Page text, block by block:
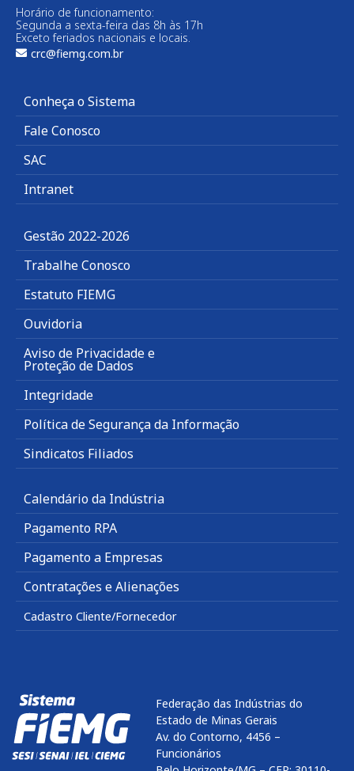
Horário de funcionamento:
Segunda a sexta-feira das 8h às 17h
Exceto feriados nacionais e locais.
crc@fiemg.com.br
Conheça o Sistema
Fale Conosco
SAC
Intranet
Gestão 2022-2026
Trabalhe Conosco
Estatuto FIEMG
Ouvidoria
Aviso de Privacidade e
Proteção de Dados
Integridade
Política de Segurança da Informação
Sindicatos Filiados
Calendário da Indústria
Pagamento RPA
Pagamento a Empresas
Contratações e Alienações
Cadastro Cliente/Fornecedor
Federação das Indústrias do
Estado de Minas Gerais
Av. do Contorno, 4456 –
Funcionários